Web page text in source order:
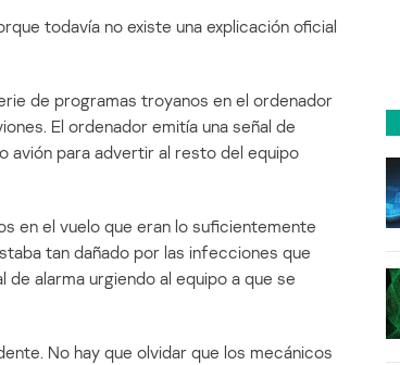
todavía no existe una explicación oficial
de programas troyanos en el ordenador
El ordenador emitía una señal de
avión para advertir al resto del equipo
en el vuelo que eran lo suficientemente
tan dañado por las infecciones que
alarma urgiendo al equipo a que se
No hay que olvidar que los mecánicos